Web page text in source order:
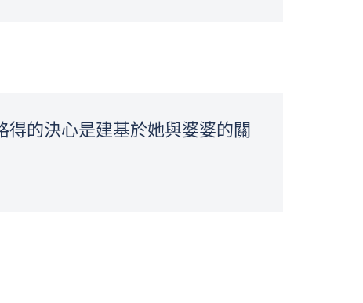
的決心是建基於她與婆婆的關